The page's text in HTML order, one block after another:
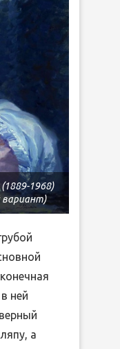
1968)
вариант)
ней
а